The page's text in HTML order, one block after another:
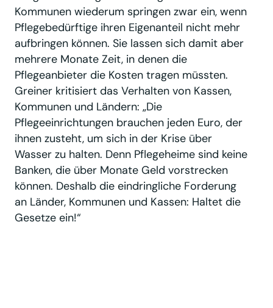
Kommunen wiederum springen zwar ein, wenn
Pflegebedürftige ihren Eigenanteil nicht mehr
aufbringen können. Sie lassen sich damit aber
mehrere Monate Zeit, in denen die
Pflegeanbieter die Kosten tragen müssten.
Greiner kritisiert das Verhalten von Kassen,
Kommunen und Ländern: „Die
Pflegeeinrichtungen brauchen jeden Euro, der
ihnen zusteht, um sich in der Krise über
Wasser zu halten. Denn Pflegeheime sind keine
Banken, die über Monate Geld vorstrecken
können. Deshalb die eindringliche Forderung
an Länder, Kommunen und Kassen: Haltet die
Gesetze ein!“